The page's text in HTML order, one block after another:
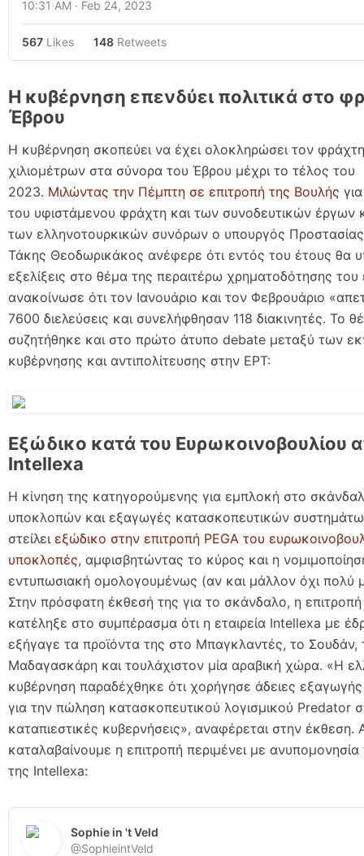
10:31 AM ∙ Feb 24, 2023
567 Likes 148 Retweets
Η κυβέρνηση επενδύει πολιτικά στο
Έβρου
Η κυβέρνηση σκοπεύει να έχει ολοκληρώσει τον
χιλιομέτρων στα σύνορα του Έβρου μέχρι το τέλος του
2023. Μιλώντας την Πέμπτη σε επιτροπή της Βουλής
του υφιστάμενου φράχτη και των συνοδευτικών έργων
των ελληνοτουρκικών συνόρων ο υπουργός
Τάκης Θεοδωρικάκος ανέφερε ότι εντός του έτους θα
εξελίξεις στο θέμα της περαιτέρω χρηματοδότησης
ανακοίνωσε ότι τον Ιανουάριο και τον Φεβρουάριο
7600 διελεύσεις και συνελήφθησαν 118 διακινητές. Το
συζητήθηκε και στο πρώτο άτυπο debate μεταξύ των
κυβέρνησης και αντιπολίτευσης στην ΕΡΤ:
Εξώδικο κατά του Ευρωκοινοβουλίου
Intellexa
Η κίνηση της κατηγορούμενης για εμπλοκή στο
υποκλοπών και εξαγωγές κατασκοπευτικών
στείλει εξώδικο στην επιτροπή PEGA του
υποκλοπές, αμφισβητώντας το κύρος και η
εντυπωσιακή ομολογουμένως (αν και μάλλον όχι πολύ
Στην πρόσφατη έκθεσή της για το σκάνδαλο, η επιτροπή
κατέληξε στο συμπέρασμα ότι η εταιρεία Intellexa με
εξήγαγε τα προϊόντα της στο Μπαγκλαντές, το Σουδάν,
Μαδαγασκάρη και τουλάχιστον μία αραβική χώρα. «Η
κυβέρνηση παραδέχθηκε ότι χορήγησε άδειες
για την πώληση κατασκοπευτικού λογισμικού Predator
καταπιεστικές κυβερνήσεις», αναφέρεται στην
καταλαβαίνουμε η επιτροπή περιμένει με ανυπομονησία
της Intellexa:
Sophie in 't Veld
@SophieintVeld